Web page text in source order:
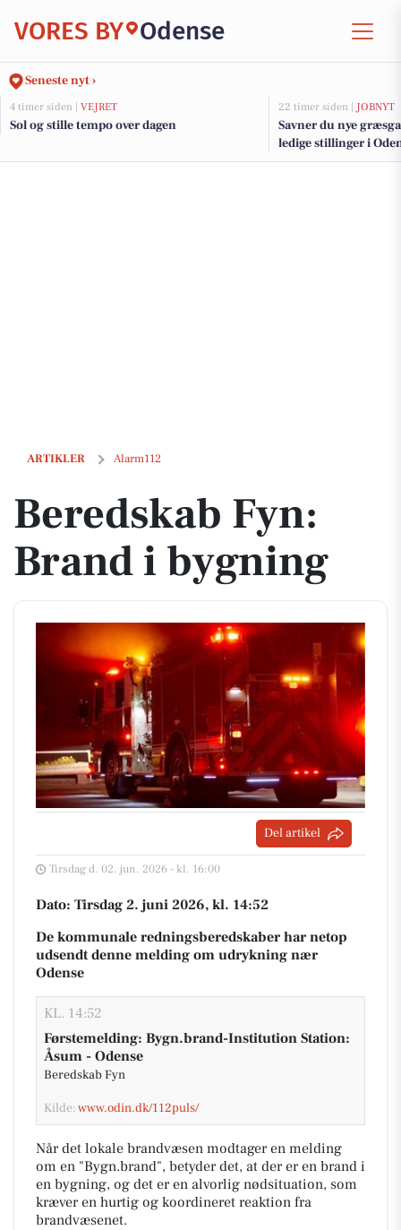
VORES BY Odense
Seneste nyt ›
4 timer siden | VEJRET
Sol og stille tempo over dagen
22 timer siden | JOBNYT
Savner du nye
ledige stillinger i
ARTIKLER Alarm112
Beredskab Fyn: Brand i bygning
Beredskab Fyn:
Brand i bygning
Del artikel
Tirsdag d. 02. jun. 2026 - kl. 16:00
Dato: Tirsdag 2. juni 2026, kl. 14:52
De kommunale redningsberedskaber har netop
udsendt denne melding om udrykning nær
Odense
KL. 14:52
Førstemelding: Bygn.brand-Institution Station:
Åsum - Odense
Beredskab Fyn
Kilde:www.odin.dk/112puls/
Når det lokale brandvæsen modtager en melding
om en "Bygn.brand", betyder det, at der er en brand i
en bygning, og det er en alvorlig nødsituation, som
kræver en hurtig og koordineret reaktion fra
brandvæsenet.